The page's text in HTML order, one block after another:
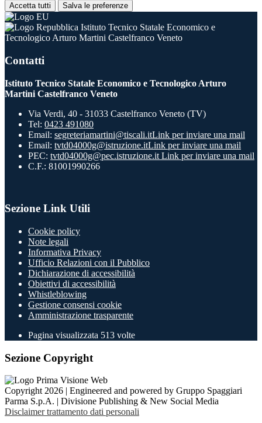
Accetta tutti Salva le preferenze
Istituto Tecnico Statale Economico e
Tecnologico Arturo Martini Castelfranco Veneto
Contatti
Istituto Tecnico Statale Economico e Tecnologico Arturo
Martini Castelfranco Veneto
Via Verdi, 40 - 31033 Castelfranco Veneto (TV)
Tel: 0423 491080
Email: segreteriamartini@tiscali.itLink per inviare una mail
Email: tvtd04000g@istruzione.itLink per inviare una mail
PEC: tvtd04000g@pec.istruzione.it Link per inviare una mail
C.F.: 81001990266
Sezione Link Utili
Cookie policy
Note legali
Informativa Privacy
Ufficio Relazioni con il Pubblico
Dichiarazione di accessibilità
Obiettivi di accessibilità
Whistleblowing
Gestione consensi cookie
Amministrazione trasparente
Pagina visualizzata 513 volte
Sezione Copyright
Copyright 2026 | Engineered and powered by Gruppo Spaggiari
Parma S.p.A. | Divisione Publishing & New Social Media
Disclaimer trattamento dati personali